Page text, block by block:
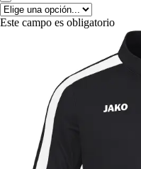
Este campo es obligatorio